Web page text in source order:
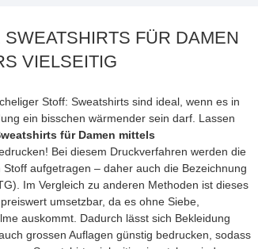
FÜR DAMEN
VIELSEITIG
Stoff: Sweatshirts sind ideal, wenn es in
ein bisschen wärmender sein darf. Lassen
für Damen mittels
Bei diesem Druckverfahren werden die
aufgetragen – daher auch die Bezeichnung
Im Vergleich zu anderen Methoden ist dieses
umsetzbar, da es ohne Siebe,
auskommt. Dadurch lässt sich Bekleidung
grossen Auflagen günstig bedrucken, sodass